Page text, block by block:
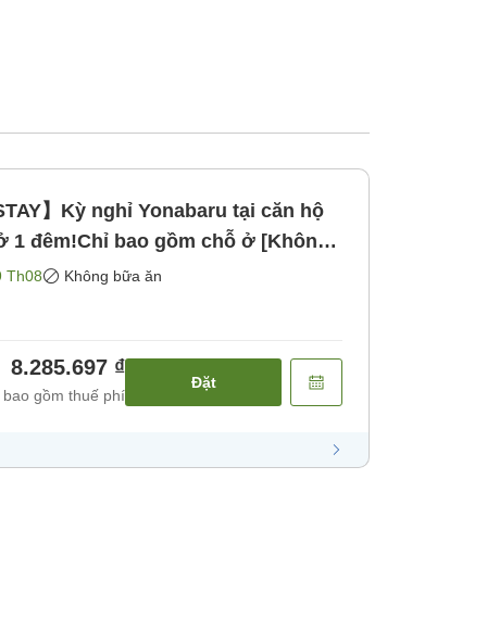
】Kỳ nghỉ Yonabaru tại căn hộ
1 đêm!Chỉ bao gồm chỗ ở [Không
Th08 Không bữa ăn
8.285.697 ₫
gồm thuế phí
Đặt